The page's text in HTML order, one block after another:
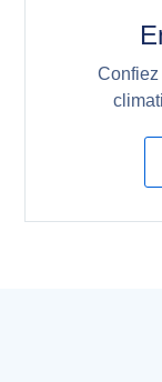
Confiez